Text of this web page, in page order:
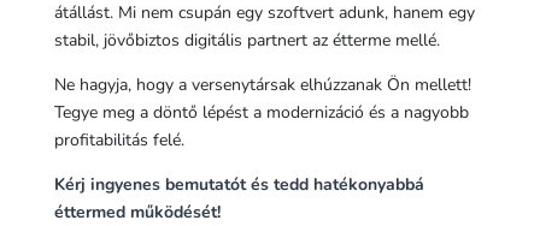
átállást. Mi nem csupán egy szoftvert adunk, hanem egy
stabil, jövőbiztos digitális partnert az étterme mellé.
Ne hagyja, hogy a versenytársak elhúzzanak Ön mellett!
Tegye meg a döntő lépést a modernizáció és a nagyobb
profitabilitás felé.
Kérj ingyenes bemutatót és tedd hatékonyabbá
éttermed működését!